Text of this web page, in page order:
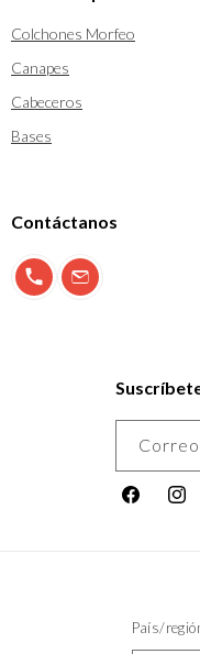
Colchones Morfeo
Canapes
Cabeceros
Bases
Contáctanos
900 897 123info@morfeo.com
Facebook
País/